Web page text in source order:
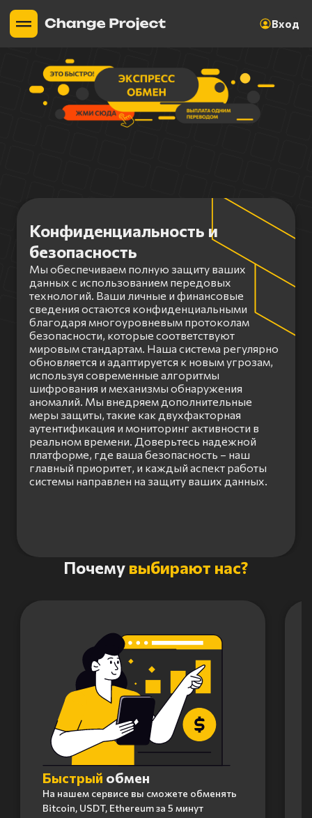
Вход
Конфиденциальность и
безопасность
Мы обеспечиваем полную защиту ваших
данных с использованием передовых
технологий. Ваши личные и финансовые
сведения остаются конфиденциальными
благодаря многоуровневым протоколам
безопасности, которые соответствуют
мировым стандартам. Наша система регулярно
обновляется и адаптируется к новым угрозам,
используя современные алгоритмы
шифрования и механизмы обнаружения
аномалий. Мы внедряем дополнительные
меры защиты, такие как двухфакторная
аутентификация и мониторинг активности в
реальном времени. Доверьтесь надежной
платформе, где ваша безопасность – наш
главный приоритет, и каждый аспект работы
системы направлен на защиту ваших данных.
Почему выбирают нас?
Быстрый обмен
На нашем сервисе вы сможете обменять
Bitcoin, USDT, Ethereum за 5 минут